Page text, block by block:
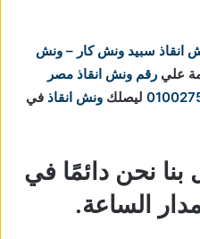
انقاذ سبيد ونش كار – ونش
علي رقم ونش انقاذ مصر
ليصلك ونش انقاذ في
بنا نحن دائمًا في
الساعة.